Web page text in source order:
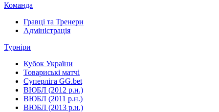
Команда
Гравці та Тренери
Адміністрація
Турніри
Кубок України
Товариські матчі
Суперліга GG.bet
ВЮБЛ (2012 р.н.)
ВЮБЛ (2011 р.н.)
ВЮБЛ (2013 р.н.)